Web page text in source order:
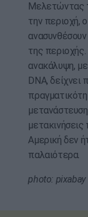
Μελετώντας
την περιοχή,
της
ανακάλυψη,
DNA,
Αμερική δεν
παλαιότερα.
photo: pixabay